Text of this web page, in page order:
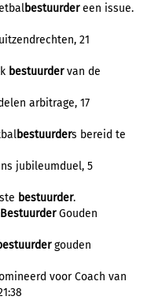
bestuurdereen issue.
21
bestuurdervan de
arbitrage, 17
bestuurders bereid te
jubileumduel, 5
bestuurder.
BestuurderGouden
gouden
voor Coach van